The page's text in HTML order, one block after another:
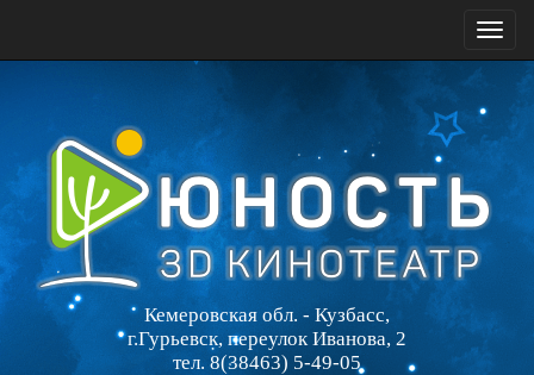
Toggle
Кемеровская обл. - Кузбасс,
г.Гурьевск, переулок Иванова, 2
тел. 8(38463) 5-49-05